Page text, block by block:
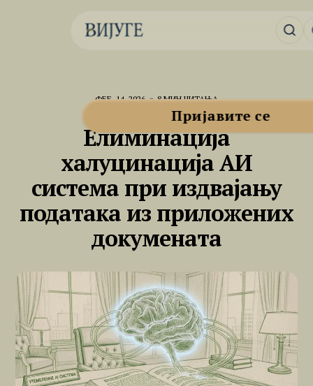
Пријавите се
ФЕБ. 14, 2026 8 МИН ЧИТАЊА
АЛАТНИЦА
Елиминација
халуцинација АИ
система при издвајању
података из приложених
докумената